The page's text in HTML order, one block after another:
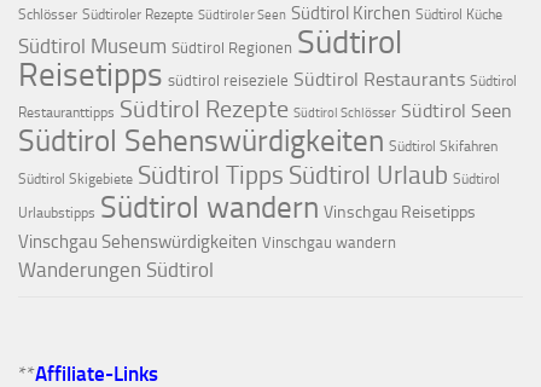
Schlösser Südtiroler Rezepte Südtiroler Seen Südtirol Kirchen Südtirol Küche
Südtirol Museum Südtirol Regionen Südtirol
Reisetipps südtirol reiseziele Südtirol Restaurants Südtirol
Restauranttipps Südtirol Rezepte Südtirol Schlösser Südtirol Seen
Südtirol Sehenswürdigkeiten Südtirol Skifahren
Südtirol Skigebiete Südtirol Tipps Südtirol Urlaub Südtirol
Urlaubstipps Südtirol wandern Vinschgau Reisetipps
Vinschgau Sehenswürdigkeiten Vinschgau wandern
Wanderungen Südtirol
**Affiliate-Links